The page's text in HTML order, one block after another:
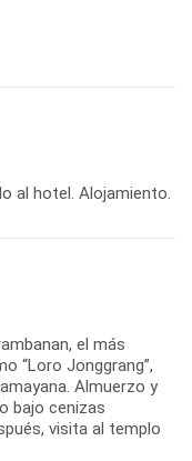
al hotel. Alojamiento.
el más
“Loro Jonggrang”,
Almuerzo y
bajo cenizas
visita al templo